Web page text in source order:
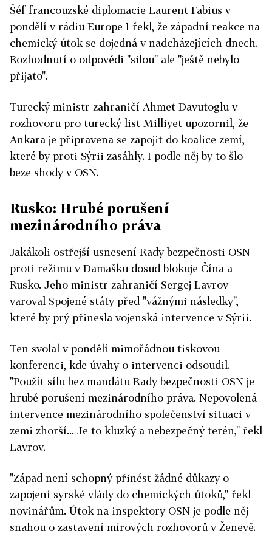
Šéf francouzské diplomacie Laurent Fabius v
pondělí v rádiu Europe 1 řekl, že západní reakce na
chemický útok se dojedná v nadcházejících dnech.
Rozhodnutí o odpovědi "silou" ale "ještě nebylo
přijato".
Turecký ministr zahraničí Ahmet Davutoglu v
rozhovoru pro turecký list Milliyet upozornil, že
Ankara je připravena se zapojit do koalice zemí,
které by proti Sýrii zasáhly. I podle něj by to šlo
beze shody v OSN.
Rusko: Hrubé porušení
mezinárodního práva
Jakákoli ostřejší usnesení Rady bezpečnosti OSN
proti režimu v Damašku dosud blokuje Čína a
Rusko. Jeho ministr zahraničí Sergej Lavrov
varoval Spojené státy před "vážnými následky",
které by prý přinesla vojenská intervence v Sýrii.
Ten svolal v pondělí mimořádnou tiskovou
konferenci, kde úvahy o intervenci odsoudil.
"Použít sílu bez mandátu Rady bezpečnosti OSN je
hrubé porušení mezinárodního práva. Nepovolená
intervence mezinárodního společenství situaci v
zemi zhorší... Je to kluzký a nebezpečný terén," řekl
Lavrov.
"Západ není schopný přinést žádné důkazy o
zapojení syrské vlády do chemických útoků," řekl
novinářům. Útok na inspektory OSN je podle něj
snahou o zastavení mírových rozhovorů v Ženevě.